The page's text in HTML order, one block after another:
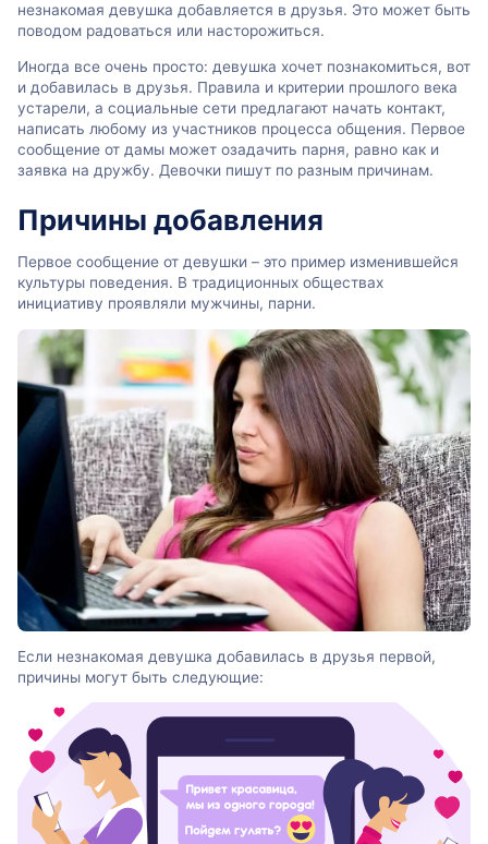
незнакомая девушка добавляется в друзья. Это может быть
поводом радоваться или насторожиться.
Иногда все очень просто: девушка хочет познакомиться, вот
и добавилась в друзья. Правила и критерии прошлого века
устарели, а социальные сети предлагают начать контакт,
написать любому из участников процесса общения. Первое
сообщение от дамы может озадачить парня, равно как и
заявка на дружбу. Девочки пишут по разным причинам.
Причины добавления
Первое сообщение от девушки – это пример изменившейся
культуры поведения. В традиционных обществах
инициативу проявляли мужчины, парни.
Если незнакомая девушка добавилась в друзья первой,
причины могут быть следующие: